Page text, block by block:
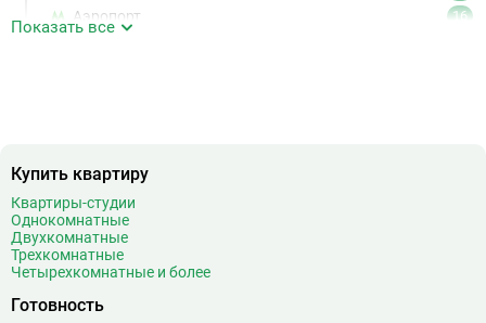
Аэропорт 16
Беговая
Беломорская
Белорусская
Беляево
Библиотека имени Ленина
Показать все
Купить квартиру
Квартиры-студии
Однокомнатные
Двухкомнатные
Трехкомнатные
Четырехкомнатные и более
Готовность